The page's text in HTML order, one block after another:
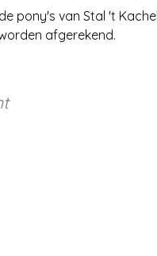
pony's van Stal 't
afgerekend.